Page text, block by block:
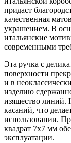
придаст
качественная
украшением. В
итальянские
современными
Эта ручка с
поверхности
и в
изделию
изящество линий.
касаний, что
использовании.
квадрат 7х7 мм
эксплуатации.